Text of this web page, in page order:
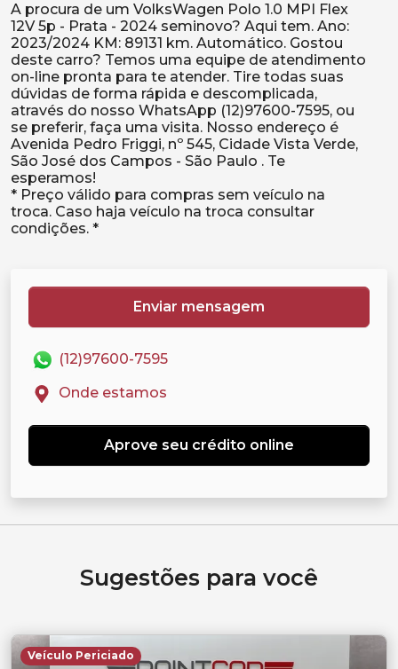
A procura de um VolksWagen Polo 1.0 MPI Flex
12V 5p - Prata - 2024 seminovo? Aqui tem. Ano:
2023/2024 KM: 89131 km. Automático. Gostou
deste carro? Temos uma equipe de atendimento
on-line pronta para te atender. Tire todas suas
dúvidas de forma rápida e descomplicada,
através do nosso WhatsApp (12)97600-7595, ou
se preferir, faça uma visita. Nosso endereço é
Avenida Pedro Friggi, nº 545, Cidade Vista Verde,
São José dos Campos - São Paulo . Te
esperamos!
* Preço válido para compras sem veículo na
troca. Caso haja veículo na troca consultar
Enviar mensagem
(12)97600-7595
Onde estamos
Aprove seu crédito online
Sugestões para você
Veículo Periciado